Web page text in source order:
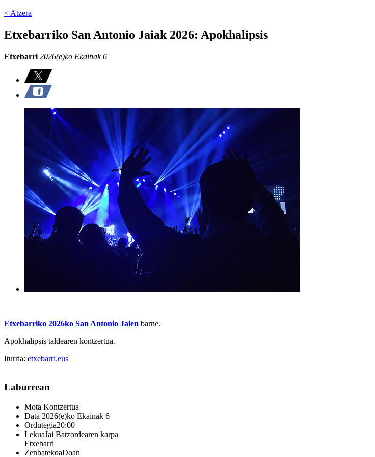
< Atzera
Etxebarriko San Antonio Jaiak 2026: Apokhalipsis
Etxebarri 2026(e)ko Ekainak 6
Etxebarriko 2026ko San Antonio Jaien barne.
Apokhalipsis taldearen kontzertua.
Iturria: etxebarri.eus
Laburrean
Mota Kontzertua
Data 2026(e)ko Ekainak 6
Ordutegia20:00
LekuaJai Batzordearen karpa
Etxebarri
ZenbatekoaDoan